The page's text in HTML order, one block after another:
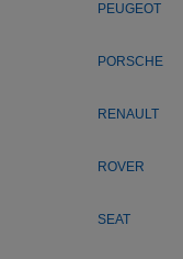
PEUGEOT
PORSCHE
RENAULT
ROVER
SEAT